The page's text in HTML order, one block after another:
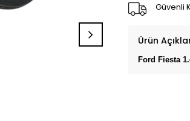
Güvenli
Ürün
Ford Fiesta